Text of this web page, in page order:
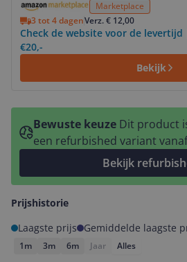
Marketplace
3 tot 4 dagenVerz. € 12,00
Check de website voor de
€20,-
Bekijk
Bewuste keuze Dit product
een refurbished variant
Bekijk
Prijshistorie
Laagste prijs
Gemiddelde laagste
1m 3m 6m Jaar Alles